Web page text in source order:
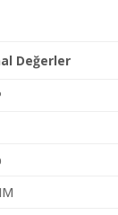
Değerler